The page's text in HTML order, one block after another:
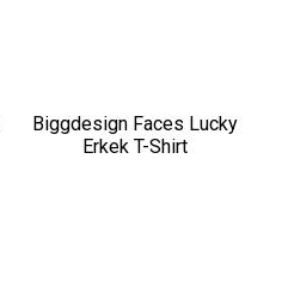
Biggdesign Faces Lucky
Erkek T-Shirt